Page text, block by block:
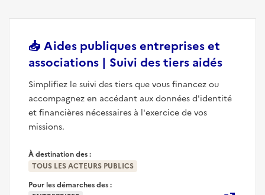
📥 Aides publiques entreprises et
associations | Suivi des tiers aidés
Simplifiez le suivi des tiers que vous financez ou
accompagnez en accédant aux données d'identité
et financières nécessaires à l'exercice de vos
missions.
À destination des :
TOUS LES ACTEURS PUBLICS
Pour les démarches des :